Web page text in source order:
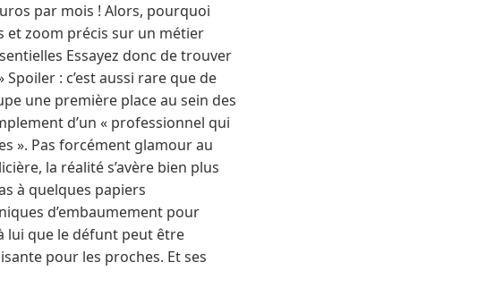
par mois ! Alors, pourquoi
et zoom précis sur un métier
Essayez donc de trouver
: c’est aussi rare que de
une première place au sein des
d’un « professionnel qui
». Pas forcément glamour au
la réalité s’avère bien plus
à quelques papiers
d’embaumement pour
lui que le défunt peut être
pour les proches. Et ses